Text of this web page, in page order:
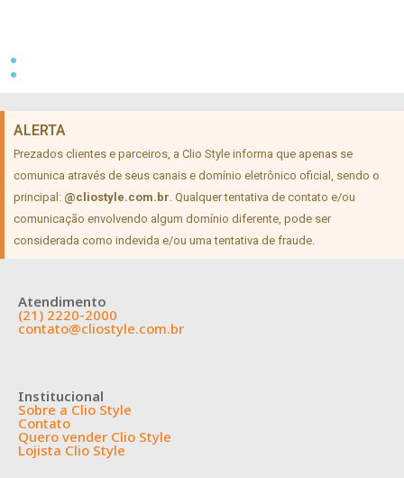
:
ALERTA
Prezados clientes e parceiros, a Clio Style informa que apenas se
comunica através de seus canais e domínio eletrônico oficial, sendo o
principal: @cliostyle.com.br. Qualquer tentativa de contato e/ou
comunicação envolvendo algum domínio diferente, pode ser
considerada como indevida e/ou uma tentativa de fraude.
Atendimento
(21) 2220-2000
contato@cliostyle.com.br
Institucional
Sobre a Clio Style
Contato
Quero vender Clio Style
Lojista Clio Style